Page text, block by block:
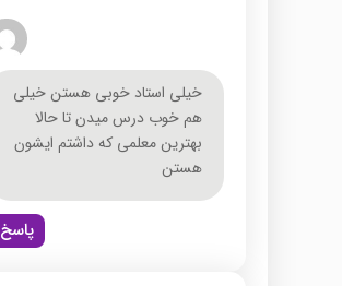
خیلی استاد خوبی هستن خیلی
هم خوب درس میدن تا حالا
بهترین معلمی که داشتم ایشون
هستن
پاسخ